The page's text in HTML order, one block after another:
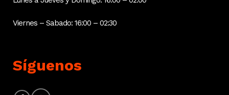
Viernes – Sabado: 16:00 – 02:30
Síguenos